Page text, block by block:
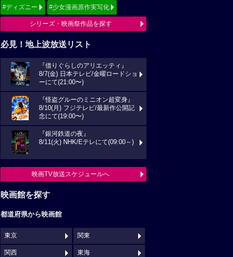
#ディズニー #少女漫画原作実写化
シリーズ・映画祭作品を探す
必見！地上波放送リスト
『借りぐらしのアリエッティ』
8/7(金) 日本テレビ/金曜ロードショ
ーにて(21:00〜)
『怪盗グルーのミニオン超変身』
8/10(月) フジテレビ/最新作公開記
念にて(19:00〜)
『銀河鉄道の夜』
8/11(火) NHK/Eテレにて(09:00～)
映画TV放送スケジュールへ
映画館を探す
都道府県から映画館
東京 関東
関西 東海